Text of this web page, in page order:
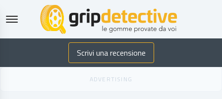
GripDetective
Scrivi una recensione